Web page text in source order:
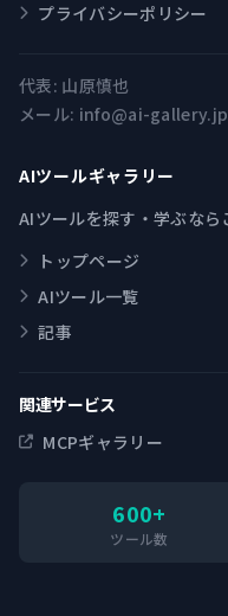
プライバシーポリシー
代表: 山原慎也
メール: info@ai-gallery.jp
AIツールギャラリー
AIツールを探す・学ぶなら
トップページ
AIツール一覧
記事
関連サービス
MCPギャラリー
600+
ツール数